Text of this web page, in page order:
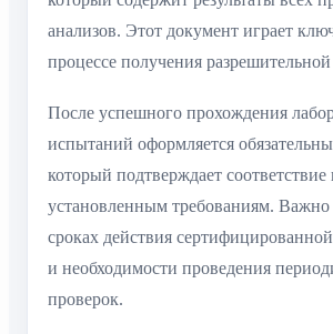
анализов. Этот документ играет
процессе получения
После успешного прохождения
испытаний оформляется
который подтверждает соответствие
установленным требованиям.
сроках действия
и необходимости проведения
проверок.